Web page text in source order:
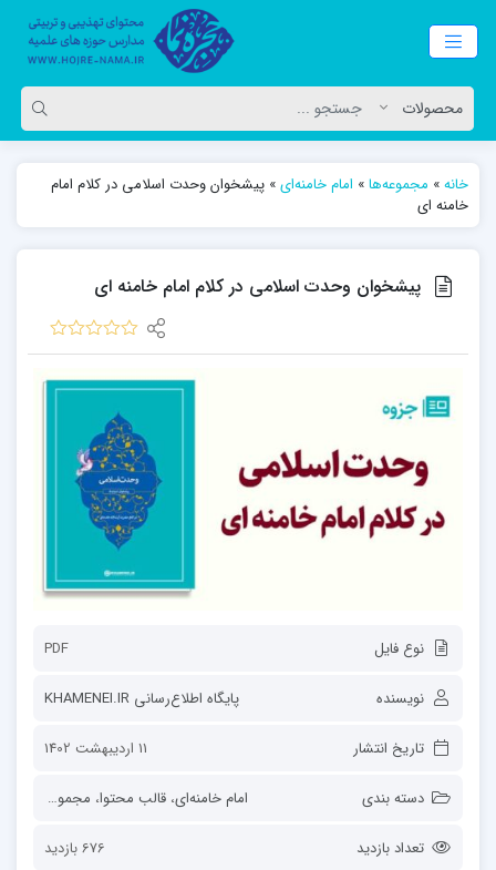
خانه» مجموعه‌ها» امام خامنه‌ای» پیشخوان وحدت اسلامی در کلام امام
خامنه ای
پیشخوان وحدت اسلامی در کلام امام خامنه ای
نوع فایل PDF
نویسنده پايگاه اطلاع‌رسانی KHAMENEI.IR
تاریخ انتشار 11 اردیبهشت 1402
دسته بندی امام خامنه‌ای، قالب محتوا، مجموعه‌ها
تعداد بازدید 676 بازدید